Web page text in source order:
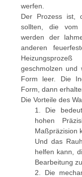
FORDERN
ZITAT
SITEMAP
werfen.
Der Prozess ist,
sollten, die vom
werden der
anderen
geschmolzen und
Form leer. Die
Form, dann
Die Vorteile des
1. Die
hohen
Maßpräzision
Und das
helfen kann,
Bearbeitung
2. Die